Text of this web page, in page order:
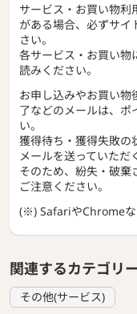
サービス・お買い物
がある場合、必ずサイ
さい。
各サービス・お買い物
読みください。
お申し込みやお買い物
了などのメールは、ポ
い。
獲得待ち・獲得失敗の
メールを送っていただ
そのため、紛失・破棄
ご注意ください。
(※) SafariやChromeな
関連するカテゴリ
その他(サービス)